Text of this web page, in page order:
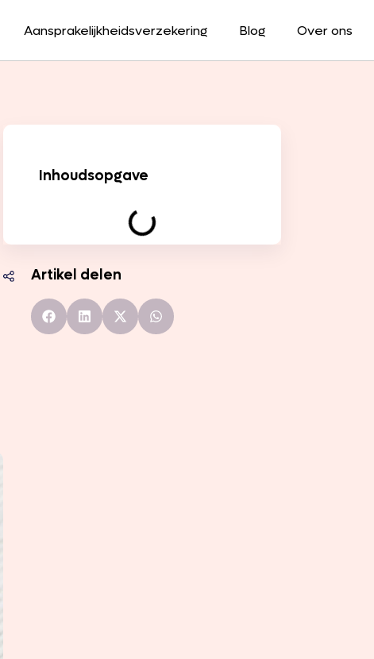
Aansprakelijkheidsverzekering Blog Over ons
Inhoudsopgave
Artikel delen